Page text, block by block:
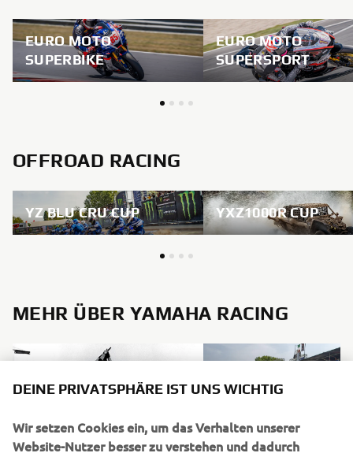
EURO MOTO
SUPERBIKE
EURO MOTO
SUPERSPORT
OFFROAD RACING
YZ BLU CRU CUP YXZ1000R CUP
MEHR ÜBER YAMAHA RACING
DEINE PRIVATSPHÄRE IST UNS WICHTIG
Wir setzen Cookies ein, um das Verhalten unserer
Website-Nutzer besser zu verstehen und dadurch